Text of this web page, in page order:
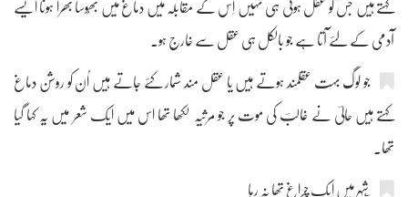
کہتے ہیں جس کو عقل ہوتی ہی نہیں اِس کے مقابلہ میں دماغ میں بھُوسا بھرا ہونا ایسے
آدمی کے لئے آتا ہے جو بالکل ہی عقل سے خارج ہو۔
جو لوگ بہت عقلمند ہوتے ہیں یا عقل مند شمار کئے جاتے ہیں اُن کو روشن دماغ
کہتے ہیں حالیؔ نے غالبؔ کی موت پر جو مرثیہ لکھا تھا اس میں ایک شعر میں یہ کہا گیا
تھا۔